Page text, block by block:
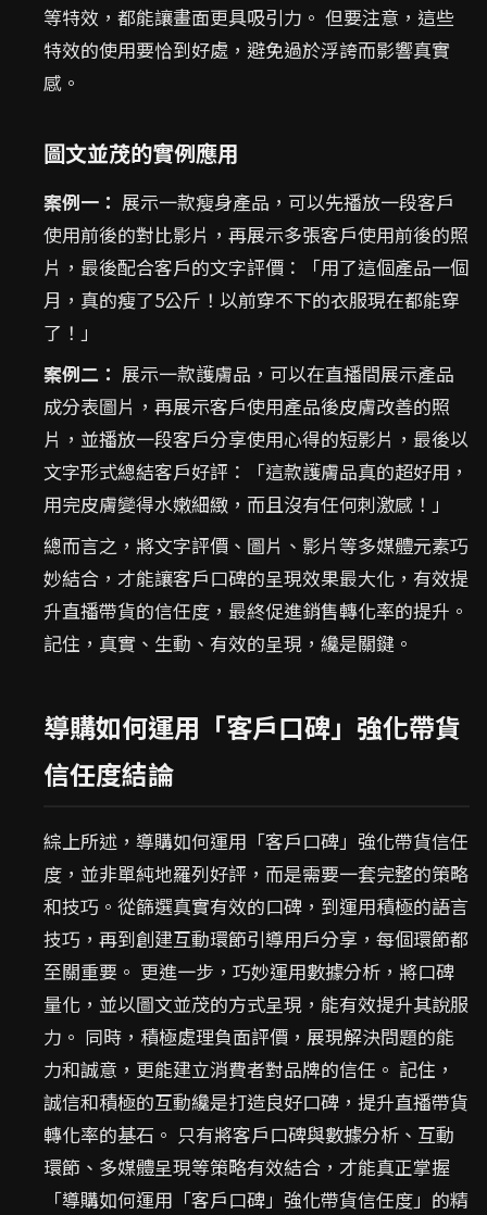
等特效，都能讓畫面更具吸引力。 但要注意，這些
特效的使用要恰到好處，避免過於浮誇而影響真實
感。
圖文並茂的實例應用
案例一： 展示一款瘦身產品，可以先播放一段客戶
使用前後的對比影片，再展示多張客戶使用前後的照
片，最後配合客戶的文字評價：「用了這個產品一個
月，真的瘦了5公斤！以前穿不下的衣服現在都能穿
了！」
案例二： 展示一款護膚品，可以在直播間展示產品
成分表圖片，再展示客戶使用產品後皮膚改善的照
片，並播放一段客戶分享使用心得的短影片，最後以
文字形式總結客戶好評：「這款護膚品真的超好用，
用完皮膚變得水嫩細緻，而且沒有任何刺激感！」
總而言之，將文字評價、圖片、影片等多媒體元素巧
妙結合，才能讓客戶口碑的呈現效果最大化，有效提
升直播帶貨的信任度，最終促進銷售轉化率的提升。
記住，真實、生動、有效的呈現，纔是關鍵。
導購如何運用「客戶口碑」強化帶貨
信任度結論
綜上所述，導購如何運用「客戶口碑」強化帶貨信任
度，並非單純地羅列好評，而是需要一套完整的策略
和技巧。從篩選真實有效的口碑，到運用積極的語言
技巧，再到創建互動環節引導用戶分享，每個環節都
至關重要。 更進一步，巧妙運用數據分析，將口碑
量化，並以圖文並茂的方式呈現，能有效提升其說服
力。 同時，積極處理負面評價，展現解決問題的能
力和誠意，更能建立消費者對品牌的信任。 記住，
誠信和積極的互動纔是打造良好口碑，提升直播帶貨
轉化率的基石。 只有將客戶口碑與數據分析、互動
環節、多媒體呈現等策略有效結合，才能真正掌握
「導購如何運用「客戶口碑」強化帶貨信任度」的精